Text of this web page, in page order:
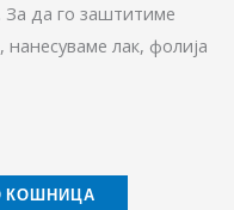
За да го заштитиме
лак, фолија
КОШНИЦА